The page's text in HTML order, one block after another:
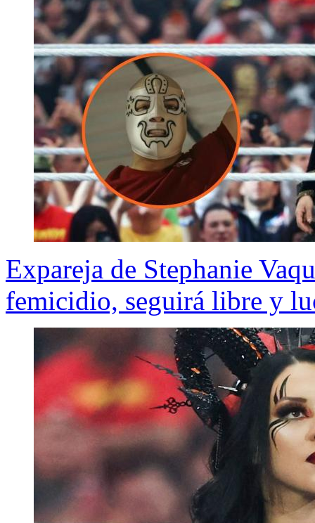
Expareja de Stephanie
femicidio, seguirá libre y